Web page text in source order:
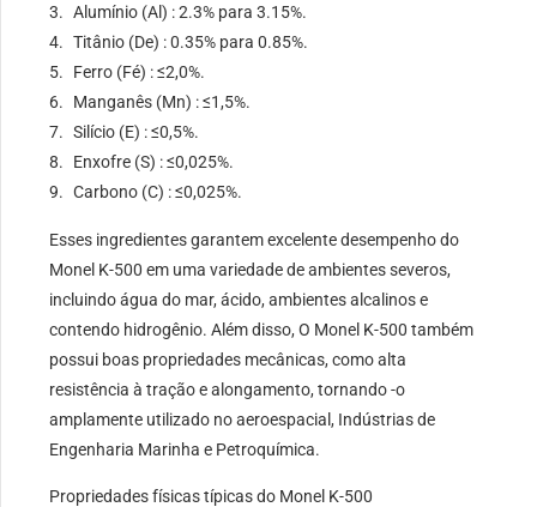
Alumínio (Al) : 2.3% para 3.15%.
Titânio (De) : 0.35% para 0.85%.
Ferro (Fé) : ≤2,0%.
Manganês (Mn) : ≤1,5%.
Silício (E) : ≤0,5%.
Enxofre (S) : ≤0,025%.
Carbono (C) : ≤0,025%.
Esses ingredientes garantem excelente desempenho do
Monel K-500 em uma variedade de ambientes severos,
incluindo água do mar, ácido, ambientes alcalinos e
contendo hidrogênio. Além disso, O Monel K-500 também
possui boas propriedades mecânicas, como alta
resistência à tração e alongamento, tornando -o
amplamente utilizado no aeroespacial, Indústrias de
Engenharia Marinha e Petroquímica.
Propriedades físicas típicas do Monel K-500